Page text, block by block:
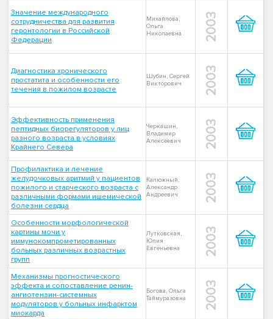
Значение международного
сотрудничества для развития
геронтологии в Российской
Федерации
Михайлова,
Ольга
Николаевна
2003
Диагностика хронического
простатита и особенности его
течения в пожилом возрасте
Шубин, Сергей
Викторович
2003
Эффективность применения
пептидных биорегуляторов у лиц
разного возраста в условиях
Крайнего Севера
Черкашин,
Владимир
Алексеевич
2003
Профилактика и лечение
желудочковых аритмий у пациентов
пожилого и старческого возраста с
различными формами ишемической
болезни сердца
Калюжный,
Александр
Андреевич
2003
Особенности морфологической
картины мочи у
иммунокомпрометированных
больных различных возрастных
групп
Лутковская,
Юлия
Евгеньевна
2003
Механизмы прогностического
эффекта и сопоставление ренин-
ангиотензин-системных
модуляторов у больных инфарктом
миокарда
Богова, Ольга
Таймуразовна
2003